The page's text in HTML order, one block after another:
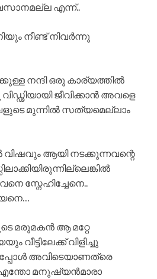
എന്ന്..
നീണ്ട് നിവർന്നു
നന്ദി ഒരു കാര്യത്തിൽ
ജീവിക്കാൻ അവളെ
മുന്നിൽ സത്യമെല്ലാം
വിഷവും ആയി നടക്കുന്നവന്റെ
സ്നേഹിച്ചേനെ..
മരുമകൻ ആ മറ്റേ
വീട്ടിലേക്ക് വിളിച്ചു
അവിടെയാണത്രെ
മനുഷ്യൻമാരാ